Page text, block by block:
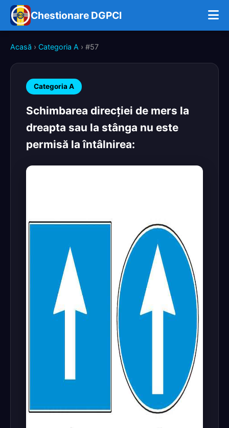
Chestionare DGPCI
Acasă › Categoria A › #57
Categoria A
Schimbarea direcţiei de mers la
dreapta sau la stânga nu este
permisă la întâlnirea: